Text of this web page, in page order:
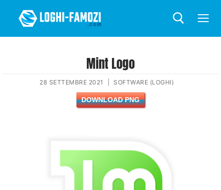
Mint Logo
28 SETTEMBRE 2021 SOFTWARE (LOGHI)
DOWNLOAD PNG